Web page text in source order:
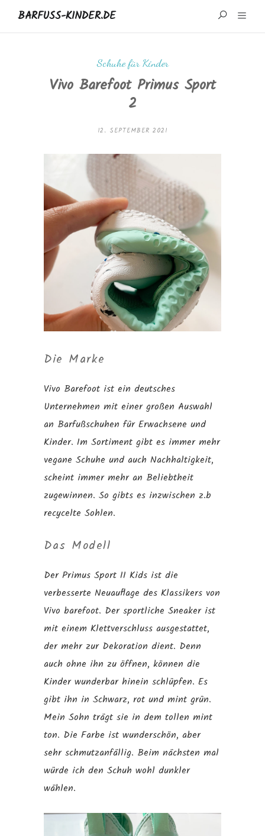
BARFUSS-KINDER.DE
WISSENSWERTES
MARKEN UND REZENSIONEN
Schuhe für Kinder
Vivo Barefoot Primus Sport
2
12. SEPTEMBER 2021
Die Marke
Vivo Barefoot ist ein deutsches
Unternehmen mit einer großen Auswahl
an Barfußschuhen für Erwachsene und
Kinder. Im Sortiment gibt es immer mehr
vegane Schuhe und auch Nachhaltigkeit,
scheint immer mehr an Beliebtheit
zugewinnen. So gibts es inzwischen z.b
recycelte Sohlen.
Das Modell
Der Primus Sport II Kids ist die
verbesserte Neuauflage des Klassikers von
Vivo barefoot. Der sportliche Sneaker ist
mit einem Klettverschluss ausgestattet,
der mehr zur Dekoration dient. Denn
auch ohne ihn zu öffnen, können die
Kinder wunderbar hinein schlüpfen. Es
gibt ihn in Schwarz, rot und mint grün.
Mein Sohn trägt sie in dem tollen mint
ton. Die Farbe ist wunderschön, aber
sehr schmutzanfällig. Beim nächsten mal
würde ich den Schuh wohl dunkler
wählen.